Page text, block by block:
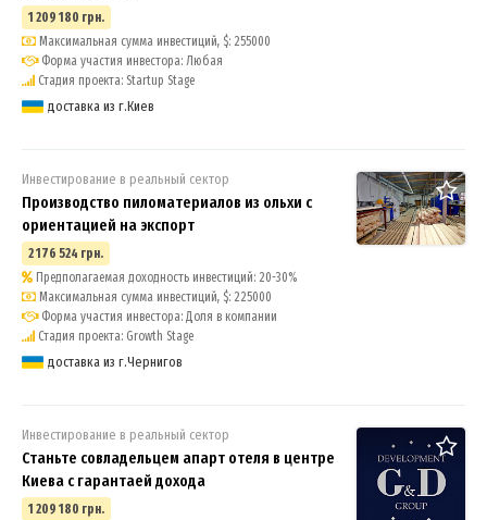
1 209 180 грн.
Максимальная сумма инвестиций, $: 255000
Форма участия инвестора: Любая
Стадия проекта: Startup Stage
доставка из г.Киев
Инвестирование в реальный сектор
Производство пиломатериалов из ольхи c
ориентацией на экспорт
2 176 524 грн.
Предполагаемая доходность инвестиций: 20-30%
Максимальная сумма инвестиций, $: 225000
Форма участия инвестора: Доля в компании
Стадия проекта: Growth Stage
доставка из г.Чернигов
Инвестирование в реальный сектор
Станьте совладельцем апарт отеля в центре
Киева с гарантаей дохода
1 209 180 грн.